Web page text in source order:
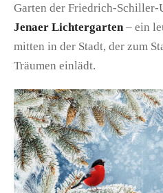
Garten der Friedrich-Schiller-
Jenaer Lichtergarten – ein
mitten in der Stadt, der zum
Träumen einlädt.